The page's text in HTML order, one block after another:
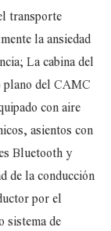
transporte
la ansiedad
La cabina del
plano del CAMC
con aire
asientos con
Bluetooth y
de la conducción
por el
sistema de